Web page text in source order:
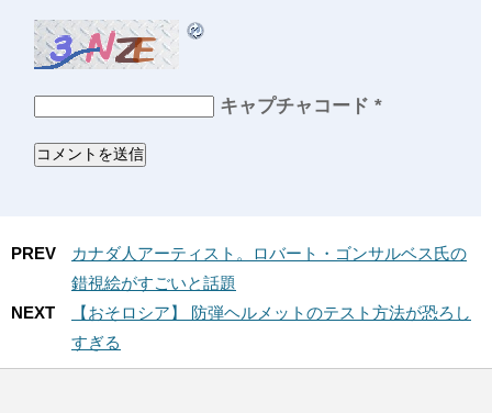
キャプチャコード *
PREV
カナダ人アーティスト。ロバート・ゴンサルベス氏の
錯視絵がすごいと話題
NEXT
【おそロシア】 防弾ヘルメットのテスト方法が恐ろし
すぎる